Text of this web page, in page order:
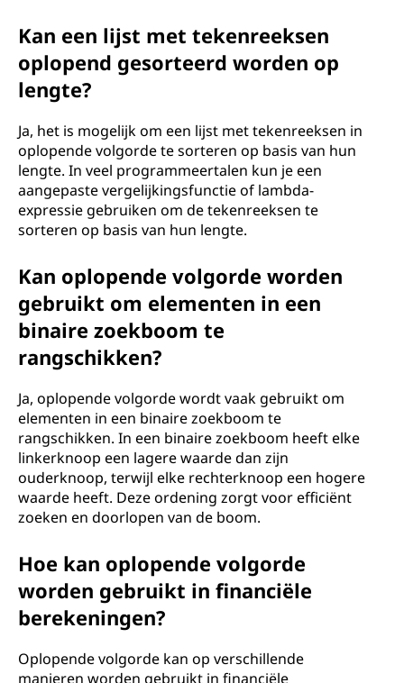
Kan een lijst met tekenreeksen
oplopend gesorteerd worden op
lengte?
Ja, het is mogelijk om een lijst met tekenreeksen in
oplopende volgorde te sorteren op basis van hun
lengte. In veel programmeertalen kun je een
aangepaste vergelijkingsfunctie of lambda-
expressie gebruiken om de tekenreeksen te
sorteren op basis van hun lengte.
Kan oplopende volgorde worden
gebruikt om elementen in een
binaire zoekboom te
rangschikken?
Ja, oplopende volgorde wordt vaak gebruikt om
elementen in een binaire zoekboom te
rangschikken. In een binaire zoekboom heeft elke
linkerknoop een lagere waarde dan zijn
ouderknoop, terwijl elke rechterknoop een hogere
waarde heeft. Deze ordening zorgt voor efficiënt
zoeken en doorlopen van de boom.
Hoe kan oplopende volgorde
worden gebruikt in financiële
berekeningen?
Oplopende volgorde kan op verschillende
manieren worden gebruikt in financiële